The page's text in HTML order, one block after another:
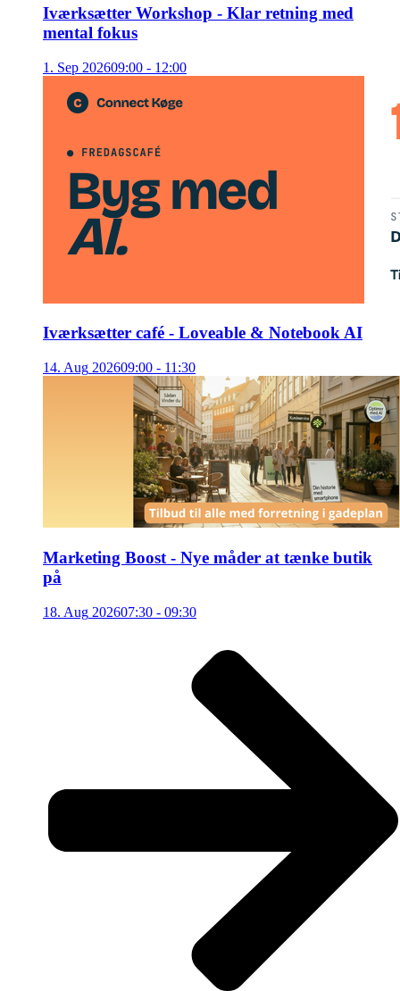
Iværksætter Workshop - Klar retning med
mental fokus
1 . Sep 202609:00 - 12:00
Iværksætter café - Loveable & Notebook AI
14. Aug 202609:00 - 11:30
Marketing Boost - Nye måder at tænke butik
på
18. Aug 202607:30 - 09:30